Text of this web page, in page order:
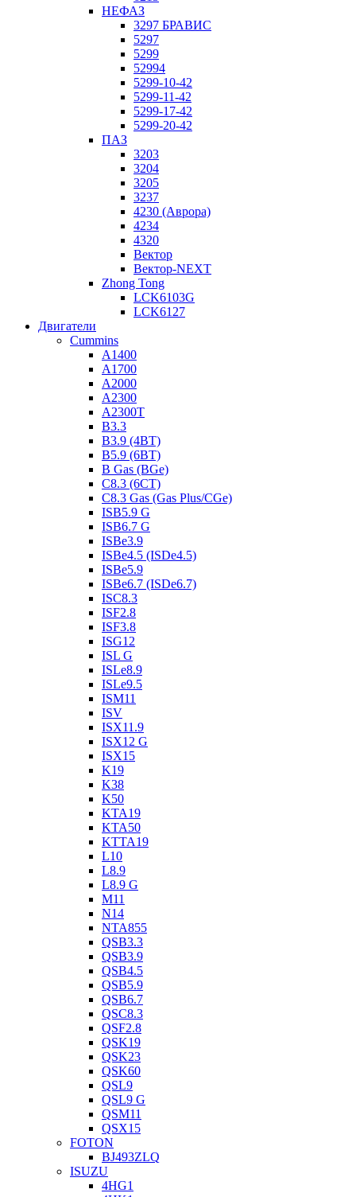
НЕФАЗ
3297 БРАВИС
5297
5299
52994
5299-10-42
5299-11-42
5299-17-42
5299-20-42
ПАЗ
3203
3204
3205
3237
4230 (Аврора)
4234
4320
Вектор
Вектор-NEXT
Zhong Tong
LCK6103G
LCK6127
Двигатели
Cummins
A1400
A1700
A2000
A2300
A2300T
B3.3
B3.9 (4BT)
B5.9 (6BT)
B Gas (BGe)
C8.3 (6CT)
C8.3 Gas (Gas Plus/CGe)
ISB5.9 G
ISB6.7 G
ISBe3.9
ISBe4.5 (ISDe4.5)
ISBe5.9
ISBe6.7 (ISDe6.7)
ISC8.3
ISF2.8
ISF3.8
ISG12
ISL G
ISLe8.9
ISLe9.5
ISM11
ISV
ISX11.9
ISX12 G
ISX15
K19
K38
K50
KTA19
KTA50
KTTA19
L10
L8.9
L8.9 G
M11
N14
NTA855
QSB3.3
QSB3.9
QSB4.5
QSB5.9
QSB6.7
QSC8.3
QSF2.8
QSK19
QSK23
QSK60
QSL9
QSL9 G
QSM11
QSX15
FOTON
BJ493ZLQ
ISUZU
4HG1